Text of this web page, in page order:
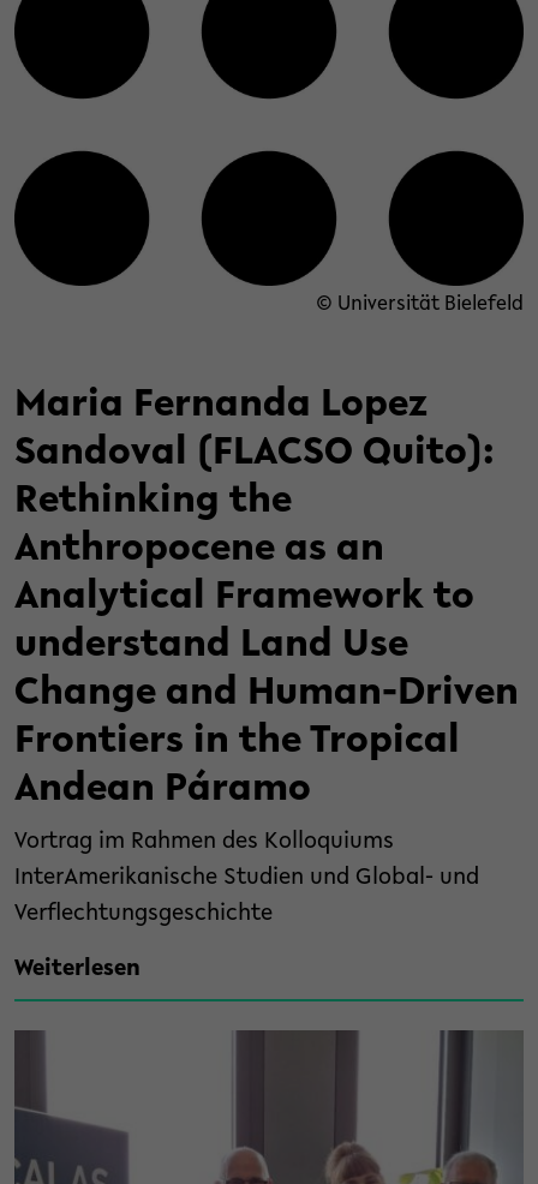
© Universität Bielefeld
Maria Fernanda Lopez
Sandoval (FLACSO Quito):
Rethinking the
Anthropocene as an
Analytical Framework to
understand Land Use
Change and Human-Driven
Frontiers in the Tropical
Andean Páramo
Vortrag im Rahmen des Kolloquiums
InterAmerikanische Studien und Global- und
Verflechtungsgeschichte
Weiterlesen